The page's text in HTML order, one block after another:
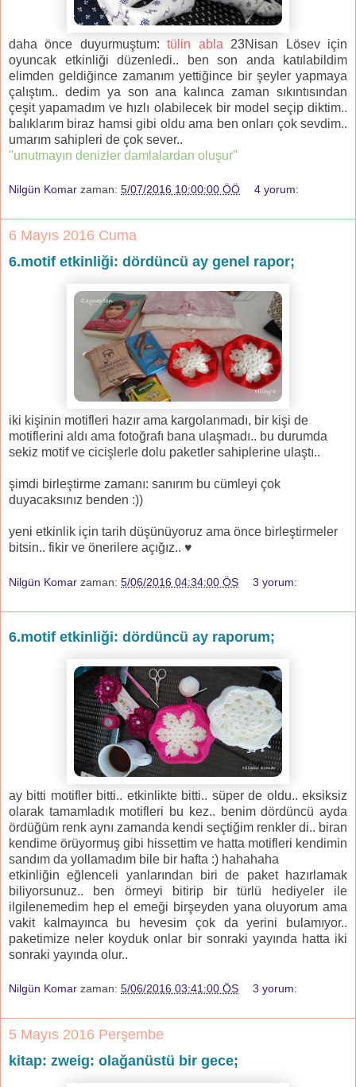
daha önce duyurmuştum:tülin abla 23Nisan Lösev için
oyuncak etkinliği düzenledi.. ben son anda katılabildim
elimden geldiğince zamanım yettiğince bir şeyler yapmaya
çalıştım.. dedim ya son ana kalınca zaman sıkıntısından
çeşit yapamadım ve hızlı olabilecek bir model seçip diktim..
balıklarım biraz hamsi gibi oldu ama ben onları çok sevdim..
umarım sahipleri de çok sever..
"unutmayın denizler damlalardan oluşur"
Nilgün Komar zaman: 5/07/2016 10:00:00 ÖÖ 4 yorum:
6 Mayıs 2016 Cuma
6.motif etkinliği: dördüncü ay genel rapor;
iki kişinin motifleri hazır ama kargolanmadı, bir kişi de
motiflerini aldı ama fotoğrafı bana ulaşmadı.. bu durumda
sekiz motif ve cicişlerle dolu paketler sahiplerine ulaştı..
şimdi birleştirme zamanı: sanırım bu cümleyi çok
duyacaksınız benden :))
yeni etkinlik için tarih düşünüyoruz ama önce birleştirmeler
bitsin.. fikir ve önerilere açığız.. ♥
Nilgün Komar zaman: 5/06/2016 04:34:00 ÖS 3 yorum:
6.motif etkinliği: dördüncü ay raporum;
ay bitti motifler bitti.. etkinlikte bitti.. süper de oldu.. eksiksiz
olarak tamamladık motifleri bu kez.. benim dördüncü ayda
ördüğüm renk aynı zamanda kendi seçtiğim renkler di.. biran
kendime örüyormuş gibi hissettim ve hatta motifleri kendimin
sandım da yollamadım bile bir hafta :) hahahaha
etkinliğin eğlenceli yanlarından biri de paket hazırlamak
biliyorsunuz.. ben örmeyi bitirip bir türlü hediyeler ile
ilgilenemedim hep el emeği birşeyden yana oluyorum ama
vakit kalmayınca bu hevesim çok da yerini bulamıyor..
paketimize neler koyduk onlar bir sonraki yayında hatta iki
sonraki yayında olur..
Nilgün Komar zaman: 5/06/2016 03:41:00 ÖS 3 yorum:
5 Mayıs 2016 Perşembe
kitap: zweig: olağanüstü bir gece;